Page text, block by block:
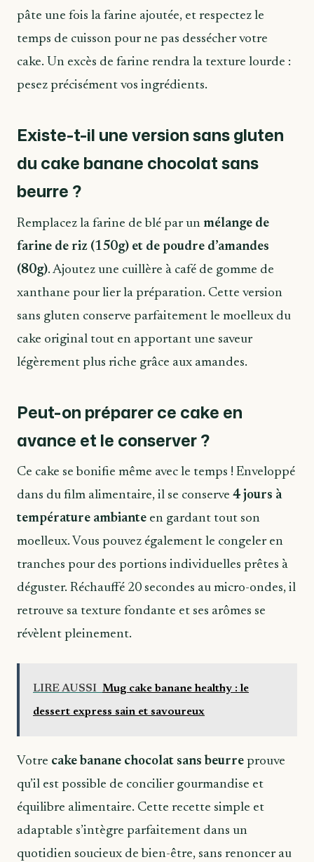
pâte une fois la farine ajoutée, et respectez le
temps de cuisson pour ne pas dessécher votre
cake. Un excès de farine rendra la texture lourde :
pesez précisément vos ingrédients.
Existe-t-il une version sans gluten
du cake banane chocolat sans
beurre ?
Remplacez la farine de blé par un mélange de
farine de riz (150g) et de poudre d’amandes
(80g). Ajoutez une cuillère à café de gomme de
xanthane pour lier la préparation. Cette version
sans gluten conserve parfaitement le moelleux du
cake original tout en apportant une saveur
légèrement plus riche grâce aux amandes.
Peut-on préparer ce cake en
avance et le conserver ?
Ce cake se bonifie même avec le temps ! Enveloppé
dans du film alimentaire, il se conserve 4 jours à
température ambiante en gardant tout son
moelleux. Vous pouvez également le congeler en
tranches pour des portions individuelles prêtes à
déguster. Réchauffé 20 secondes au micro-ondes, il
retrouve sa texture fondante et ses arômes se
révèlent pleinement.
LIRE AUSSI Mug cake banane healthy : le
dessert express sain et savoureux
Votre cake banane chocolat sans beurre prouve
qu’il est possible de concilier gourmandise et
équilibre alimentaire. Cette recette simple et
adaptable s’intègre parfaitement dans un
quotidien soucieux de bien-être, sans renoncer au